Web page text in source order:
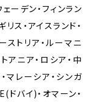
ーデン・フィンラン
リス・アイスランド・
ストリア・ルーマニ
アニア・ロシア・中
マレーシア・シンガ
ドバイ)・オマーン・